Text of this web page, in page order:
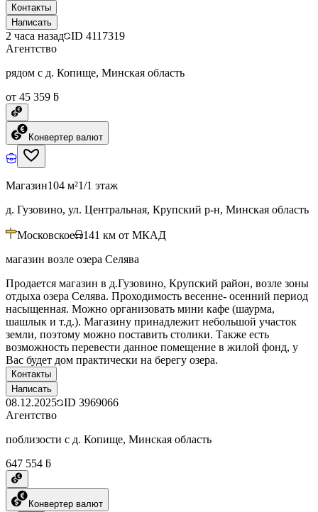
Контакты
Написать
2 часа назад ID 4117319
Агентство
рядом с д. Копище, Минская область
от 45 359 ƃ
Конвертер валют
Магазин104 м²1/1 этаж
д. Гузовино, ул. Центральная, Крупский р-н, Минская область
Московское 141 км от МКАД
магазин возле озера Селява
Продается магазин в д.Гузовино, Крупский район, возле зоны
отдыха озера Селява. Проходимость весенне- осенний период
насыщенная. Можно организовать мини кафе (шаурма,
шашлык и т.д.). Магазину принадлежит небольшой участок
земли, поэтому можно поставить столики. Также есть
возможность перевести данное помещение в жилой фонд, у
Вас будет дом практически на берегу озера.
Контакты
Написать
08.12.2025 ID 3969066
Агентство
поблизости с д. Копище, Минская область
647 554 ƃ
Конвертер валют